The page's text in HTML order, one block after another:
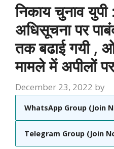
निकाय चुनाव
अधिसूचना पर
तक बढाई गयी ,
मामले में अपीलों
December 23, 2022 by
WhatsApp Group (Join
Telegram Group (Join